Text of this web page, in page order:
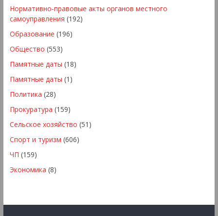
Нормативно-правовые акты органов местного
самоуправления (192)
Образование (196)
Общество (553)
Памятные даты (18)
Памятные даты (1)
Политика (28)
Прокуратура (159)
Сельское хозяйство (51)
Спорт и туризм (606)
ЧП (159)
Экономика (8)